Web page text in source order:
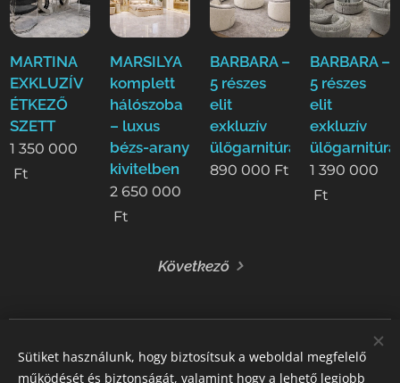
MARTINA
EXKLUZÍV
ÉTKEZŐ
SZETT
1 350 000
Ft
MARSILYA
komplett
hálószoba
– luxus
bézs-arany
kivitelben
2 650 000
Ft
BARBARA –
5 részes
elit
exkluzív
ülőgarnitúra
890 000 Ft
BARBARA –
5 részes
elit
exkluzív
ülőgarnitúra
1 390 000
Ft
Következő
STIL GALLERY KFT
Sütiket használunk, hogy biztosítsuk a weboldal megfelelő
működését és biztonságát, valamint hogy a lehető legjobb